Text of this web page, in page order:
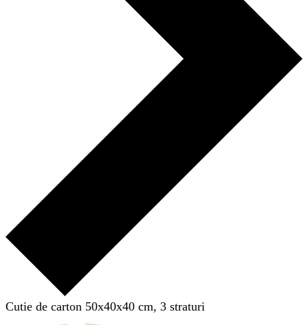
Cutie de carton 50x40x40 cm, 3 straturi